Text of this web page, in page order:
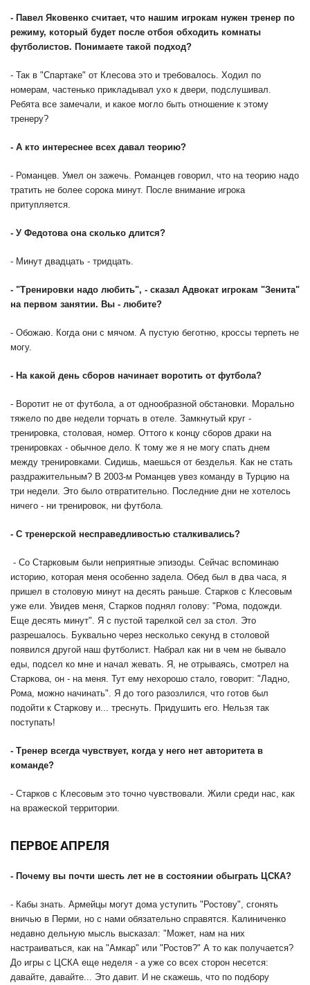
- Павел Яковенко считает, что нашим игрокам нужен тренер по
режиму, который будет после отбоя обходить комнаты
футболистов. Понимаете такой подход?
- Так в "Спартаке" от Клесова это и требовалось. Ходил по
номерам, частенько прикладывал ухо к двери, подслушивал.
Ребята все замечали, и какое могло быть отношение к этому
тренеру?
- А кто интереснее всех давал теорию?
- Романцев. Умел он зажечь. Романцев говорил, что на теорию надо
тратить не более сорока минут. После внимание игрока
притупляется.
- У Федотова она сколько длится?
- Минут двадцать - тридцать.
- "Тренировки надо любить", - сказал Адвокат игрокам "Зенита"
на первом занятии. Вы - любите?
- Обожаю. Когда они с мячом. А пустую беготню, кроссы терпеть не
могу.
- На какой день сборов начинает воротить от футбола?
- Воротит не от футбола, а от однообразной обстановки. Морально
тяжело по две недели торчать в отеле. Замкнутый круг -
тренировка, столовая, номер. Оттого к концу сборов драки на
тренировках - обычное дело. К тому же я не могу спать днем
между тренировками. Сидишь, маешься от безделья. Как не стать
раздражительным? В 2003-м Романцев увез команду в Турцию на
три недели. Это было отвратительно. Последние дни не хотелось
ничего - ни тренировок, ни футбола.
- С тренерской несправедливостью сталкивались?
- Со Старковым были неприятные эпизоды. Сейчас вспоминаю
историю, которая меня особенно задела. Обед был в два часа, я
пришел в столовую минут на десять раньше. Старков с Клесовым
уже ели. Увидев меня, Старков поднял голову: "Рома, подожди.
Еще десять минут". Я с пустой тарелкой сел за стол. Это
разрешалось. Буквально через несколько секунд в столовой
появился другой наш футболист. Набрал как ни в чем не бывало
еды, подсел ко мне и начал жевать. Я, не отрываясь, смотрел на
Старкова, он - на меня. Тут ему нехорошо стало, говорит: "Ладно,
Рома, можно начинать". Я до того разозлился, что готов был
подойти к Старкову и... треснуть. Придушить его. Нельзя так
поступать!
- Тренер всегда чувствует, когда у него нет авторитета в
команде?
- Старков с Клесовым это точно чувствовали. Жили среди нас, как
на вражеской территории.
ПЕРВОЕ АПРЕЛЯ
- Почему вы почти шесть лет не в состоянии обыграть ЦСКА?
- Кабы знать. Армейцы могут дома уступить "Ростову", сгонять
вничью в Перми, но с нами обязательно справятся. Калиниченко
недавно дельную мысль высказал: "Может, нам на них
настраиваться, как на "Амкар" или "Ростов?" А то как получается?
До игры с ЦСКА еще неделя - а уже со всех сторон несется:
давайте, давайте... Это давит. И не скажешь, что по подбору